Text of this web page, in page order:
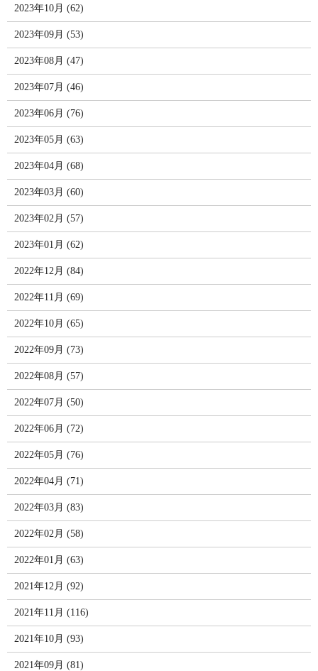
2023年10月 (62)
2023年09月 (53)
2023年08月 (47)
2023年07月 (46)
2023年06月 (76)
2023年05月 (63)
2023年04月 (68)
2023年03月 (60)
2023年02月 (57)
2023年01月 (62)
2022年12月 (84)
2022年11月 (69)
2022年10月 (65)
2022年09月 (73)
2022年08月 (57)
2022年07月 (50)
2022年06月 (72)
2022年05月 (76)
2022年04月 (71)
2022年03月 (83)
2022年02月 (58)
2022年01月 (63)
2021年12月 (92)
2021年11月 (116)
2021年10月 (93)
2021年09月 (81)